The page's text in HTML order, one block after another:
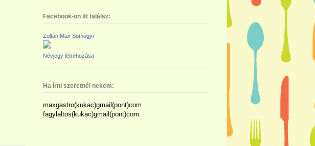
Facebook-on itt találsz:
Zoltán Max Somogyi
Névjegy létrehozása
Ha írni szeretnél nekem:
maxgastro(kukac)gmail(pont)com
fagylaltos(kukac)gmail(pont)com